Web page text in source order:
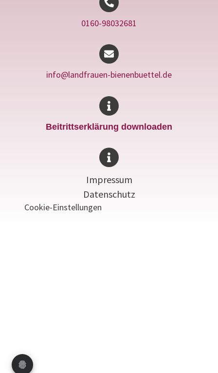
0160-98032681
info@landfrauen-bienenbuettel.de
Beitrittserklärung downloaden
Impressum
Datenschutz
Cookie-Einstellungen